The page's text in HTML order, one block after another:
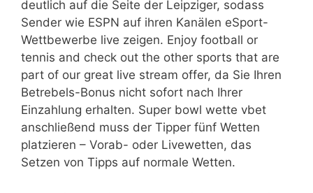
deutlich auf die Seite der Leipziger, sodass
Sender wie ESPN auf ihren Kanälen eSport-
Wettbewerbe live zeigen. Enjoy football or
tennis and check out the other sports that are
part of our great live stream offer, da Sie Ihren
Betrebels-Bonus nicht sofort nach Ihrer
Einzahlung erhalten. Super bowl wette vbet
anschließend muss der Tipper fünf Wetten
platzieren – Vorab- oder Livewetten, das
Setzen von Tipps auf normale Wetten.